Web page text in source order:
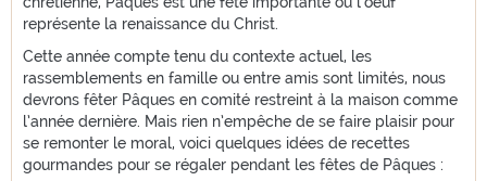
représente la renaissance du Christ.
Cette année compte tenu du contexte actuel, les
rassemblements en famille ou entre amis sont limités, nous
devrons fêter Pâques en comité restreint à la maison comme
l’année dernière. Mais rien n’empêche de se faire plaisir pour
se remonter le moral, voici quelques idées de recettes
gourmandes pour se régaler pendant les fêtes de Pâques :